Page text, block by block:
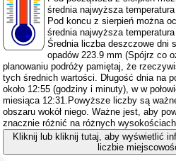
średnia najwyższa
Pod koncu z sierpień można
średnia najwyższa
Średnia liczba deszczowe dni
opadów 223.9 mm (Spójrz co
planowaniu podróży pamiętaj, że
tych średnich wartości. Długość dnia na
około 12:55 (godziny i minuty), w w
miesiąca 12:31.Powyższe liczby są
obszaru wokół niego. Ważne jest, aby
znacznie różnić na różnych
Kliknij lub kliknij tutaj, aby wyświetlić
liczbie